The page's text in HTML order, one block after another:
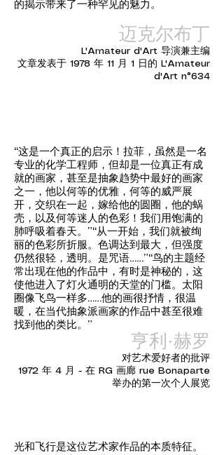
的揭示带来了一种罕见的魅力。
迈克尔布丁
L'Amateur d'Art 导演兼主编
文章发表于 1978 年 11 月 1 日的 L'Amateur
d'Art n°634
“这是一个真正的启示！拉菲，虽然是一名
专业的化学工程师，但却是一位真正有成
就的画家，甚至是抽象趋势中最好的画家
之一，他以何等的优雅，何等的威严展
开，交织在一起，嫁给他的圆圈，他的蜗
壳，以及何等迷人的色彩！我们用饱满的
肺呼吸着春天。”“从一开始，我们就被绚
丽的色彩所折服。色调达到最大，但强度
仍然很轻，透明。是咒语……”“鸟的主题经
常出现在他的作品中，有时是神秘的，这
使他进入了灯火通明的天堂的门槛。太阳
圈像飞鸟一样多……他的画很抒情，很温
暖，在当代抽象派画家的作品中甚至很难
找到他的类比。”
亨利·赫罗
对艺术爱好者的批评
1972 年 4 月 - 在 RG 画廊 rue Bonaparte
举办的第一次个人展览
光和飞行是这位艺术家作品的本质特征。